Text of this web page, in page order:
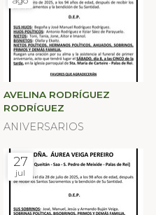
AVELINA RODRÍGUEZ
RODRÍGUEZ
ANIVERSARIOS
27
jul